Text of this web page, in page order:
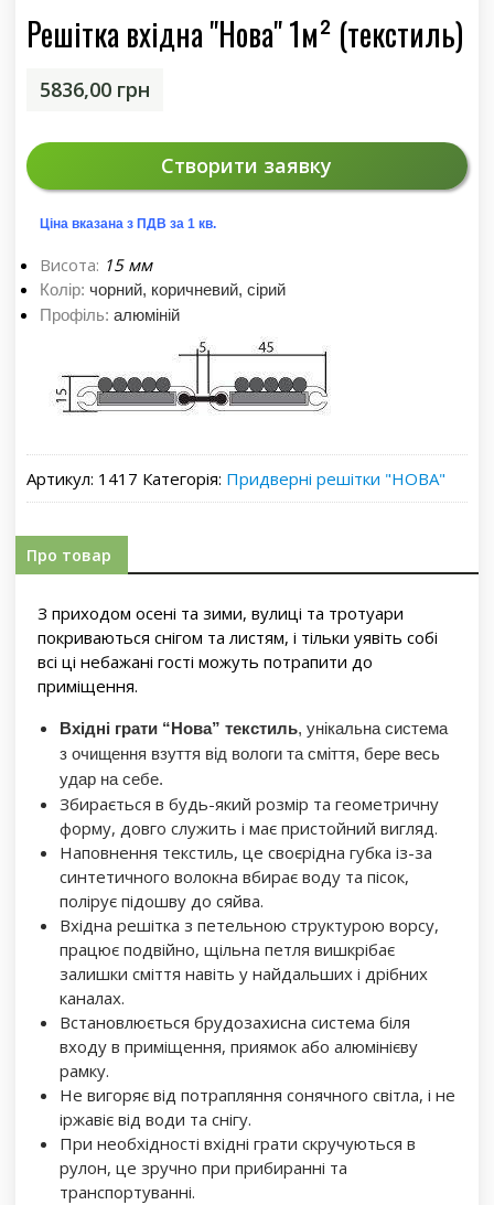
Решітка вхідна "Нова" 1м² (текстиль)
5836,00 грн
Створити заявку
Ціна вказана з ПДВ за 1 кв.
Висота: 15 мм
Колір: чорний, коричневий, сірий
Профіль: алюміній
Артикул: 1417 Категорія: Придверні решітки "НОВА"
Про товар
З приходом осені та зими, вулиці та тротуари
покриваються снігом та листям, і тільки уявіть собі
всі ці небажані гості можуть потрапити до
приміщення.
Вхідні грати “Нова” текстиль, унікальна система
з очищення взуття від вологи та сміття, бере весь
удар на себе.
Збирається в будь-який розмір та геометричну
форму, довго служить і має пристойний вигляд.
Наповнення текстиль, це своєрідна губка із-за
синтетичного волокна вбирає воду та пісок,
полірує підошву до сяйва.
Вхідна решітка з петельною структурою ворсу,
працює подвійно, щільна петля вишкрібає
залишки сміття навіть у найдальших і дрібних
каналах.
Встановлюється брудозахисна система біля
входу в приміщення, приямок або алюмінієву
рамку.
Не вигоряє від потрапляння сонячного світла, і не
іржавіє від води та снігу.
При необхідності вхідні грати скручуються в
рулон, це зручно при прибиранні та
транспортуванні.